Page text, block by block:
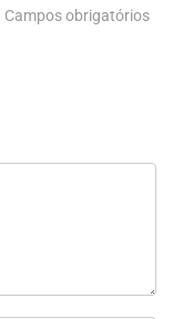
Campos obrigatórios